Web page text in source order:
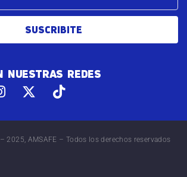
SUSCRIBITE
NUESTRAS REDES
2025, AMSAFE – Todos los derechos reservados